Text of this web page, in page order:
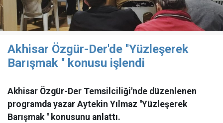
Akhisar Özgür-Der'de ''Yüzleşerek
Barışmak '' konusu işlendi
Akhisar Özgür-Der Temsilciliği'nde düzenlenen
programda yazar Aytekin Yılmaz ''Yüzleşerek
Barışmak '' konusunu anlattı.